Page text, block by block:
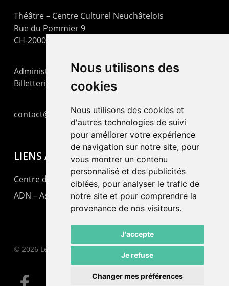
Nous utilisons des
cookies
Nous utilisons des cookies et
d'autres technologies de suivi
pour améliorer votre expérience
de navigation sur notre site, pour
vous montrer un contenu
personnalisé et des publicités
ciblées, pour analyser le trafic de
notre site et pour comprendre la
provenance de nos visiteurs.
J'accepte
Je refuse
Changer mes préférences
Théâtre – Centre Culturel Neuchâtelois
Rue du Pommier 9
CH-2000 Neuchâtel
Administration : +41 32 725 03 03
Billetterie : +41 32 725 05 05
contact@lepommier.ch
LIENS AMIS
Centre de culture ABC
ADN – Association Danse Neuchâtel
© 2026 Le Pommier.
facebook email